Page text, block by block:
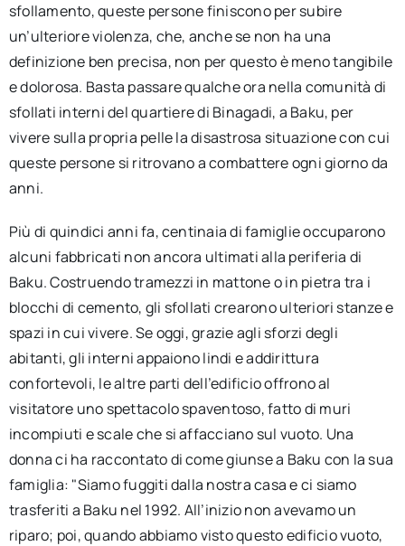
sfollamento, queste persone finiscono per subire
un’ulteriore violenza, che, anche se non ha una
definizione ben precisa, non per questo è meno tangibile
e dolorosa. Basta passare qualche ora nella comunità di
sfollati interni del quartiere di Binagadi, a Baku, per
vivere sulla propria pelle la disastrosa situazione con cui
queste persone si ritrovano a combattere ogni giorno da
anni.
Più di quindici anni fa, centinaia di famiglie occuparono
alcuni fabbricati non ancora ultimati alla periferia di
Baku. Costruendo tramezzi in mattone o in pietra tra i
blocchi di cemento, gli sfollati crearono ulteriori stanze e
spazi in cui vivere. Se oggi, grazie agli sforzi degli
abitanti, gli interni appaiono lindi e addirittura
confortevoli, le altre parti dell’edificio offrono al
visitatore uno spettacolo spaventoso, fatto di muri
incompiuti e scale che si affacciano sul vuoto. Una
donna ci ha raccontato di come giunse a Baku con la sua
famiglia: "Siamo fuggiti dalla nostra casa e ci siamo
trasferiti a Baku nel 1992. All’inizio non avevamo un
riparo; poi, quando abbiamo visto questo edificio vuoto,